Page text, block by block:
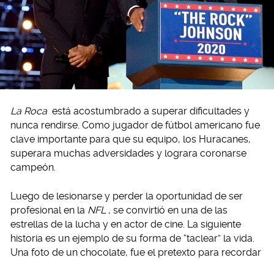
La Roca está acostumbrado a superar dificultades y
nunca rendirse. Como jugador de fútbol americano fue
clave importante para que su equipo, los Huracanes,
superara muchas adversidades y lograra coronarse
campeón.
Luego de lesionarse y perder la oportunidad de ser
profesional en la NFL , se convirtió en una de las
estrellas de la lucha y en actor de cine. La siguiente
historia es un ejemplo de su forma de “taclear” la vida.
Una foto de un chocolate, fue el pretexto para recordar